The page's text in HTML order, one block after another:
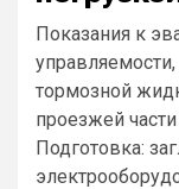
Показания к
тормозной
проезжей
Подготовка: